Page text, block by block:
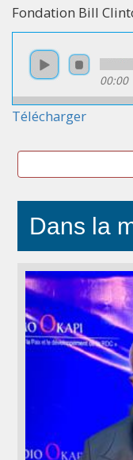
Fondation Bill
00:00
Télécharger
Dans la